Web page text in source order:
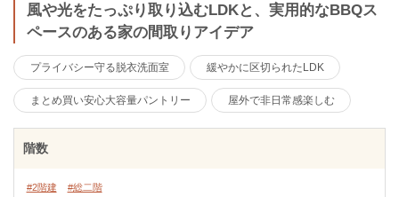
風や光をたっぷり取り込むLDKと、実用的なBBQス
ペースのある家の間取りアイデア
プライバシー守る脱衣洗面室 緩やかに区切られたLDK
まとめ買い安心大容量パントリー 屋外で非日常感楽しむ
階数
#2階建 #総二階